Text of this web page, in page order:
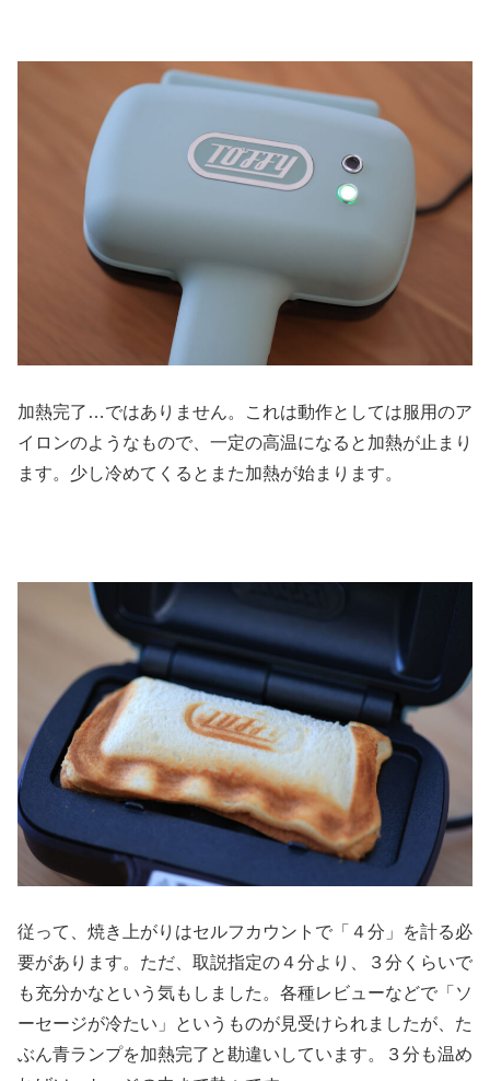
加熱完了…ではありません。これは動作としては服用のア
イロンのようなもので、一定の高温になると加熱が止まり
ます。少し冷めてくるとまた加熱が始まります。
従って、焼き上がりはセルフカウントで「４分」を計る必
要があります。ただ、取説指定の４分より、３分くらいで
も充分かなという気もしました。各種レビューなどで「ソ
ーセージが冷たい」というものが見受けられましたが、た
ぶん青ランプを加熱完了と勘違いしています。３分も温め